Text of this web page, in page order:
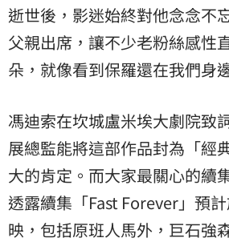
逝世後，影迷始終對他念念不
父親出席，讓不少老粉絲感性
朵，就像看到保羅還在我們身邊
馮迪索在坎城盧米埃大劇院致
展總監能將這部作品封為「經
大的肯定。而大家最關心的續
透露續集「Fast Forever」預
映，包括原班人馬外，巨石強